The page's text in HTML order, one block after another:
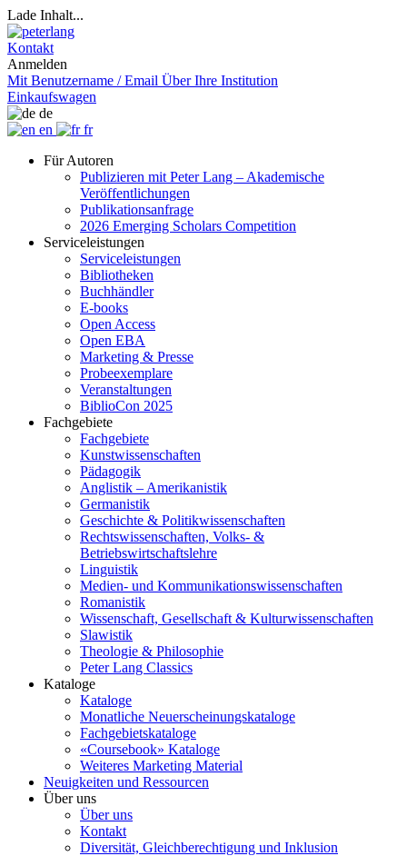
Lade Inhalt...
Kontakt
Anmelden
Mit Benutzername / Email Über Ihre Institution
Einkaufswagen
de
en
fr
Für Autoren
Publizieren mit Peter Lang – Akademische
Veröffentlichungen
Publikationsanfrage
2026 Emerging Scholars Competition
Serviceleistungen
Serviceleistungen
Bibliotheken
Buchhändler
E-books
Open Access
Open EBA
Marketing & Presse
Probeexemplare
Veranstaltungen
BiblioCon 2025
Fachgebiete
Fachgebiete
Kunstwissenschaften
Pädagogik
Anglistik – Amerikanistik
Germanistik
Geschichte & Politikwissenschaften
Rechtswissenschaften, Volks- &
Betriebswirtschaftslehre
Linguistik
Medien- und Kommunikationswissenschaften
Romanistik
Wissenschaft, Gesellschaft & Kulturwissenschaften
Slawistik
Theologie & Philosophie
Peter Lang Classics
Kataloge
Kataloge
Monatliche Neuerscheinungskataloge
Fachgebietskataloge
«Coursebook» Kataloge
Weiteres Marketing Material
Neuigkeiten und Ressourcen
Über uns
Über uns
Kontakt
Diversität, Gleichberechtigung und Inklusion